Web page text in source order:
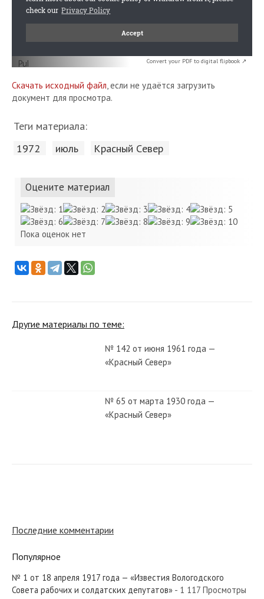
Convert your PDF to digital flipbook ↗
Скачать исходный файл, если не удаётся загрузить
документ для просмотра.
Теги материала:
1972 июль Красный Cевер
Оцените материал
Пока оценок нет
Другие материалы по теме:
№ 142 от июня 1961 года —
«Красный Север»
№ 65 от марта 1930 года —
«Красный Север»
«Красный Север»
Последние комментарии
Популярное
№ 1 от 18 апреля 1917 года — «Известия Вологодского
Совета рабочих и солдатских депутатов» - 1 117 Просмотры